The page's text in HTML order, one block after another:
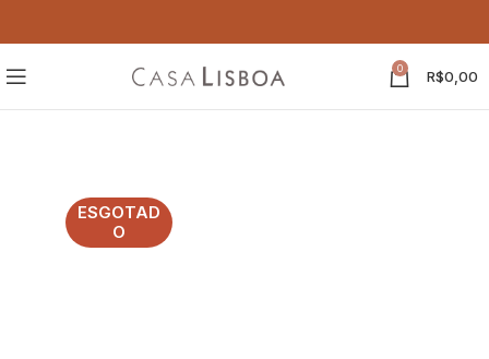
0 R$0,00
ESGOTAD
O